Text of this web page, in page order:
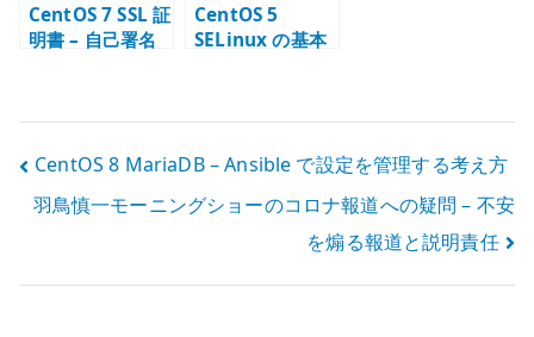
CentOS 7 SSL 証
明書 – 自己署名
CentOS 5
SELinux の基本
投
稿
CentOS 8 MariaDB – Ansible で設定を管理する考え方
羽鳥慎一モーニングショーのコロナ報道への疑問 – 不安
を煽る報道と説明責任